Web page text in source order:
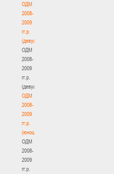
ОДМ
2008-
2009
гг.р.
(девушки)
ОДМ
2008-
2009
гг.р.
(девушки)
ОДМ
2008-
2009
гг.р.
(юноши)
ОДМ
2008-
2009
гг.р.